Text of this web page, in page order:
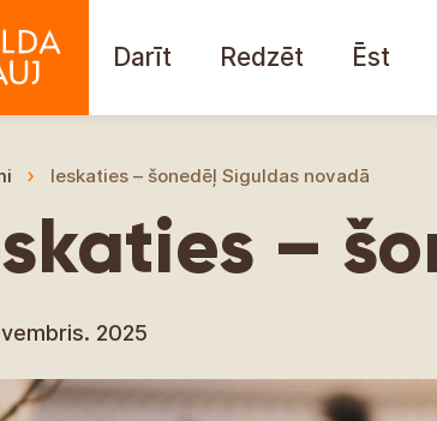
Darīt Redzēt Ēst
Ieskaties – šonedēļ Siguldas novadā
–
2025